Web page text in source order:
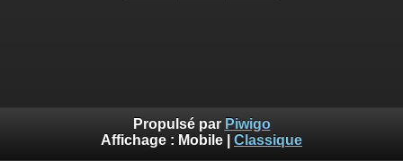
Propulsé par Piwigo
Affichage : Mobile Classique